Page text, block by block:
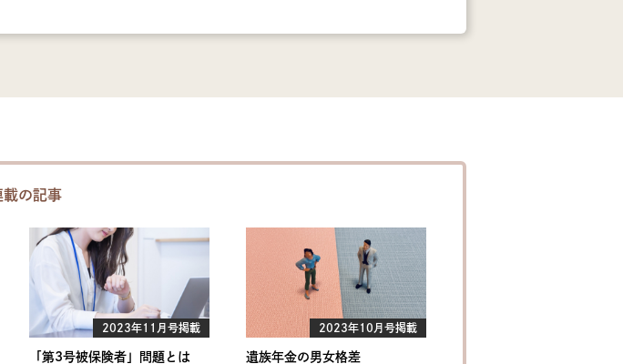
載の記事
2023年11月号掲載
「第3号被保険者」問題とは
2023年10月号掲載
遺族年金の男女格差